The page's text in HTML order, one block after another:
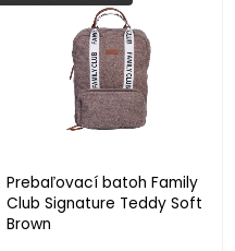
Prebaľovací batoh Family
Club Signature Teddy Soft
Brown